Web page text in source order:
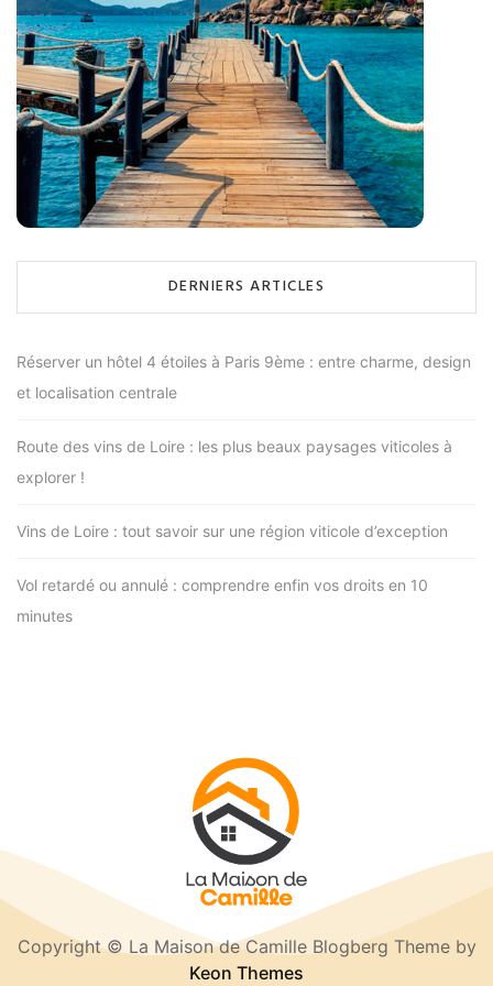
DERNIERS ARTICLES
Réserver un hôtel 4 étoiles à Paris 9ème : entre charme, design
et localisation centrale
Route des vins de Loire : les plus beaux paysages viticoles à
explorer !
Vins de Loire : tout savoir sur une région viticole d’exception
Vol retardé ou annulé : comprendre enfin vos droits en 10
minutes
Copyright © La Maison de Camille Blogberg Theme by
Keon Themes